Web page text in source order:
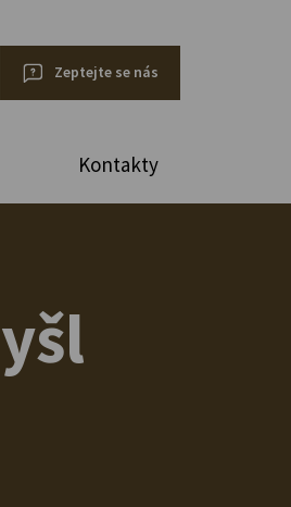
Zeptejte se nás
Kontakty